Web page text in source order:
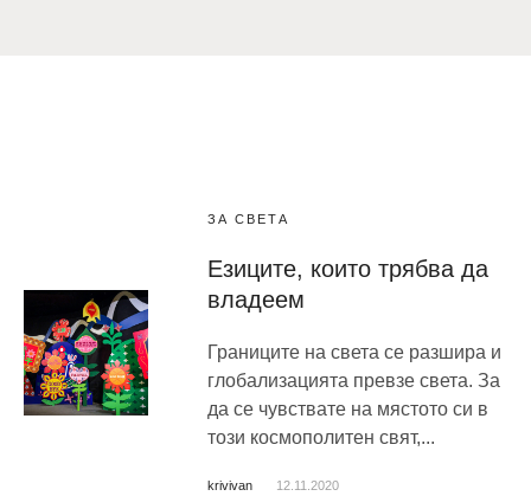
ЗА СВЕТА
Езиците, които трябва да
владеем
Границите на света се разшира и
глобализацията превзе света. За
да се чувствате на мястото си в
този космополитен свят,...
krivivan 12.11.2020